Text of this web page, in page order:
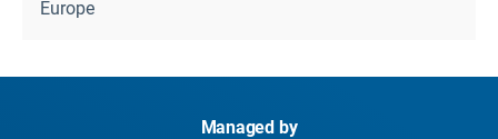
Europe
Managed by